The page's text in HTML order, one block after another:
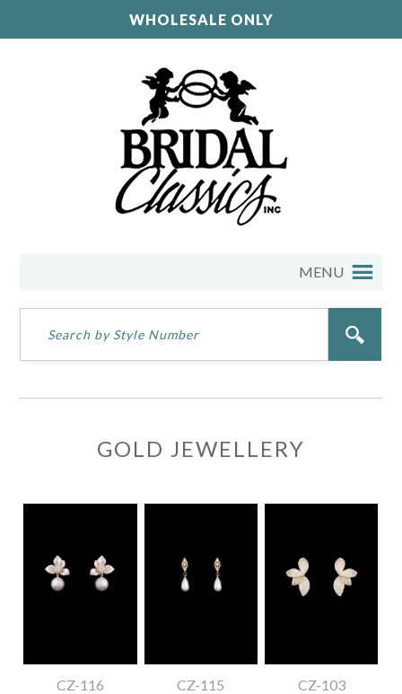
WHOLESALE ONLY
MENU
GOLD JEWELLERY
CZ-116 CZ-115 CZ-103